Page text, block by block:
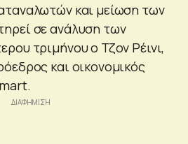
και μείωση των
σε ανάλυση των
τριμήνου ο Τζον Ρέινι,
και οικονομικός